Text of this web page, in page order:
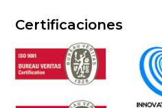
Certificaciones